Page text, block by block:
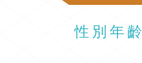
性別年齡